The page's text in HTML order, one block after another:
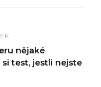
nějaké
test, jestli nejste